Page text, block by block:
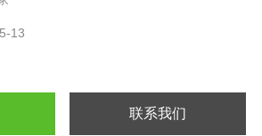
13
联系我们